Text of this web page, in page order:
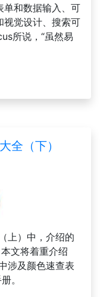
单和数据输入、可
视觉设计、搜索可
所说，“虽然易
全（下）
上）中，介绍的
文将着重介绍
涉及颜色速查表
。